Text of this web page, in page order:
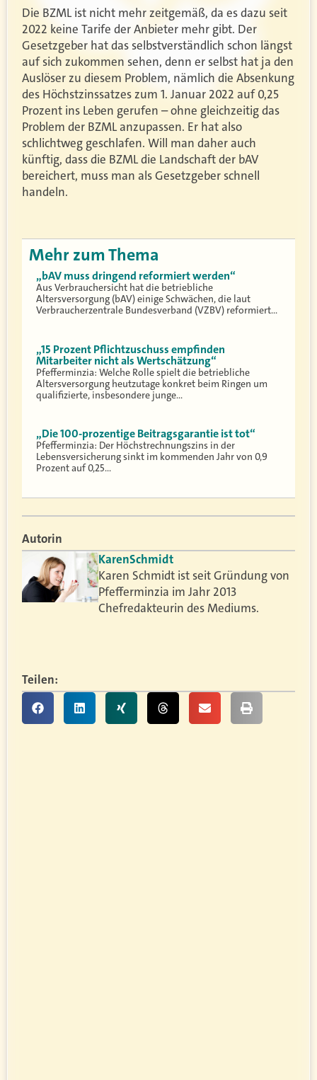
Die BZML ist nicht mehr zeitgemäß, da es dazu seit
2022 keine Tarife der Anbieter mehr gibt. Der
Gesetzgeber hat das selbstverständlich schon längst
auf sich zukommen sehen, denn er selbst hat ja den
Auslöser zu diesem Problem, nämlich die Absenkung
des Höchstzinssatzes zum 1. Januar 2022 auf 0,25
Prozent ins Leben gerufen – ohne gleichzeitig das
Problem der BZML anzupassen. Er hat also
schlichtweg geschlafen. Will man daher auch
künftig, dass die BZML die Landschaft der bAV
bereichert, muss man als Gesetzgeber schnell
handeln.
Mehr zum Thema
„bAV muss dringend reformiert werden“
Aus Verbrauchersicht hat die betriebliche
Altersversorgung (bAV) einige Schwächen, die laut
Verbraucherzentrale Bundesverband (VZBV) reformiert…
„15 Prozent Pflichtzuschuss empfinden
Mitarbeiter nicht als Wertschätzung“
Pfefferminzia: Welche Rolle spielt die betriebliche
Altersversorgung heutzutage konkret beim Ringen um
qualifizierte, insbesondere junge…
„Die 100-prozentige Beitragsgarantie ist tot“
Pfefferminzia: Der Höchstrechnungszins in der
Lebensversicherung sinkt im kommenden Jahr von 0,9
Prozent auf 0,25…
Autorin
KarenSchmidt
Karen Schmidt ist seit Gründung von
Pfefferminzia im Jahr 2013
Chefredakteurin des Mediums.
Teilen: